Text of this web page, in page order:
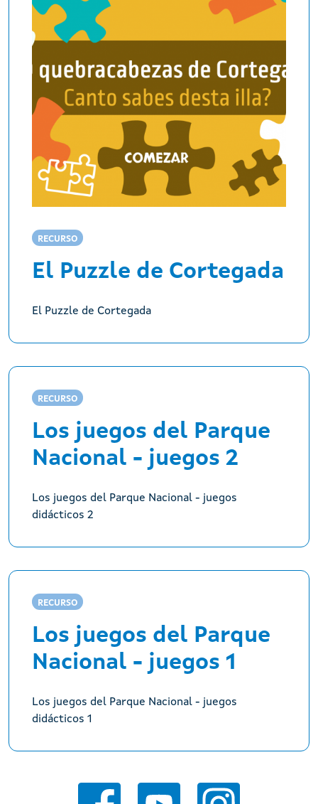
RECURSO
El Puzzle de Cortegada
El Puzzle de Cortegada
RECURSO
Los juegos del Parque
Nacional - juegos 2
Los juegos del Parque Nacional - juegos
didácticos 2
RECURSO
Los juegos del Parque
Nacional - juegos 1
Los juegos del Parque Nacional - juegos
didácticos 1